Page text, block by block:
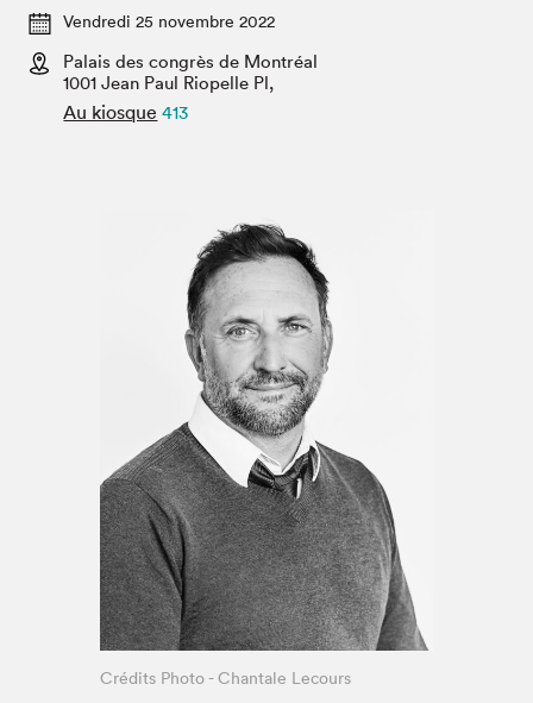
Espace enseignant·e·s
Espace pro
Vendredi 25 novembre 2022
Palais des congrès de Montréal
1001 Jean Paul Riopelle Pl,
Au kiosque 413
Crédits Photo - Chantale Lecours